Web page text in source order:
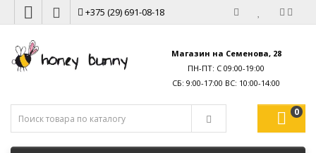
+375 (29) 691-08-18
Магазин на Семенова, 28
ПН-ПТ: С 09:00-19:00
0